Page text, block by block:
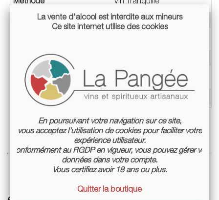
Cépage Grenache noir
Appellation
Teneur en alcool 17%
Conditionnement Bouteille 50cl
La vente d'alcool est interdite aux mineurs
Ce site internet utilise des cookies
En poursuivant votre navigation sur ce site,
vous acceptez l’utilisation de cookies pour faciliter votre
expérience utilisateur.
Conformément au RGDP en vigueur, vous pouvez gérer vos
données dans votre compte.
Vous certifiez avoir 18 ans ou plus.
Quitter la boutique